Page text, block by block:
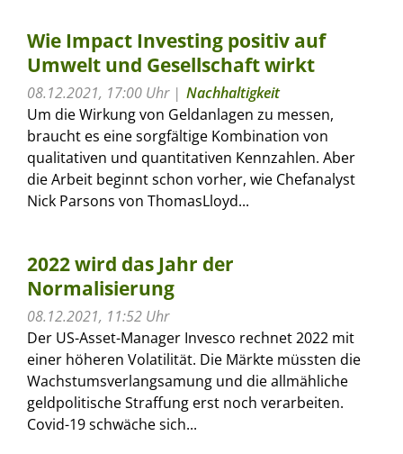
Wie Impact Investing positiv auf
Umwelt und Gesellschaft wirkt
08.12.2021, 17:00 Uhr
Nachhaltigkeit
Um die Wirkung von Geldanlagen zu messen,
braucht es eine sorgfältige Kombination von
qualitativen und quantitativen Kennzahlen. Aber
die Arbeit beginnt schon vorher, wie Chefanalyst
Nick Parsons von ThomasLloyd...
2022 wird das Jahr der
Normalisierung
08.12.2021, 11:52 Uhr
Der US-Asset-Manager Invesco rechnet 2022 mit
einer höheren Volatilität. Die Märkte müssten die
Wachstumsverlangsamung und die allmähliche
geldpolitische Straffung erst noch verarbeiten.
Covid-19 schwäche sich...